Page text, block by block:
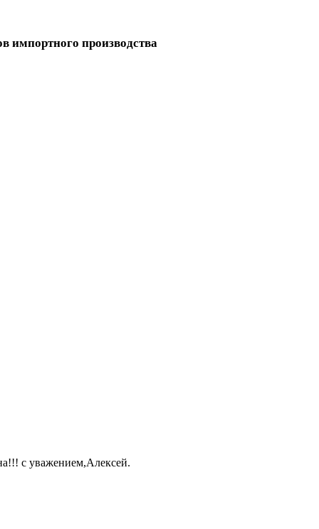
импортного производства
с уважением,Алексей.